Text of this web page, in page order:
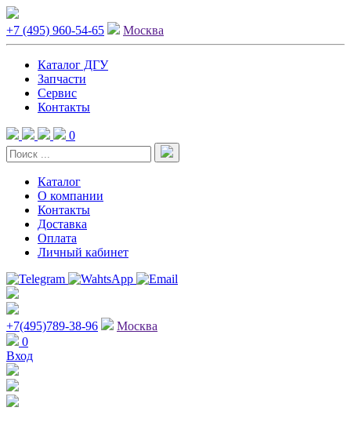
+7 (495) 960-54-65 Москва
Каталог ДГУ
Запчасти
Сервис
Контакты
0
Каталог
О компании
Контакты
Доставка
Оплата
Личный кабинет
+7(495)789-38-96
Москва
0
Вход